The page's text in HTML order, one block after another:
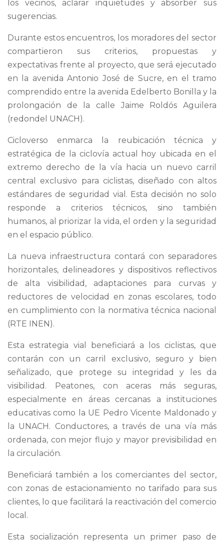
los vecinos, aclarar inquietudes y absorber sus
sugerencias.
Durante estos encuentros, los moradores del sector
compartieron sus criterios, propuestas y
expectativas frente al proyecto, que será ejecutado
en la avenida Antonio José de Sucre, en el tramo
comprendido entre la avenida Edelberto Bonilla y la
prolongación de la calle Jaime Roldós Aguilera
(redondel UNACH).
Cicloverso enmarca la reubicación técnica y
estratégica de la ciclovía actual hoy ubicada en el
extremo derecho de la vía hacia un nuevo carril
central exclusivo para ciclistas, diseñado con altos
estándares de seguridad vial. Esta decisión no solo
responde a criterios técnicos, sino también
humanos, al priorizar la vida, el orden y la seguridad
en el espacio público.
La nueva infraestructura contará con separadores
horizontales, delineadores y dispositivos reflectivos
de alta visibilidad, adaptaciones para curvas y
reductores de velocidad en zonas escolares, todo
en cumplimiento con la normativa técnica nacional
(RTE INEN).
Esta estrategia vial beneficiará a los ciclistas, que
contarán con un carril exclusivo, seguro y bien
señalizado, que protege su integridad y les da
visibilidad. Peatones, con aceras más seguras,
especialmente en áreas cercanas a instituciones
educativas como la UE Pedro Vicente Maldonado y
la UNACH. Conductores, a través de una vía más
ordenada, con mejor flujo y mayor previsibilidad en
la circulación.
Beneficiará también a los comerciantes del sector,
con zonas de estacionamiento no tarifado para sus
clientes, lo que facilitará la reactivación del comercio
local.
Esta socialización representa un primer paso de